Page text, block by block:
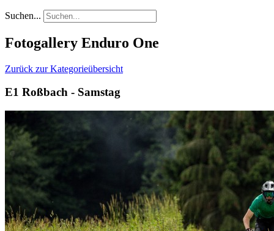
Suchen...
Fotogallery Enduro One
Zurück zur Kategorieübersicht
E1 Roßbach - Samstag